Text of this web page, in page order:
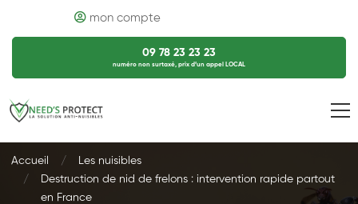
mon compte
09 78 23 23 23
numéro non surtaxé, prix d’un appel LOCAL
Accueil
Les nuisibles
Destruction de nid de frelons : intervention rapide partout
en France